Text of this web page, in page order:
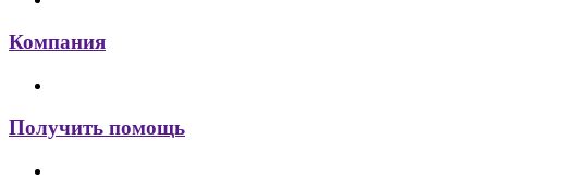
Компания
Получить помощь